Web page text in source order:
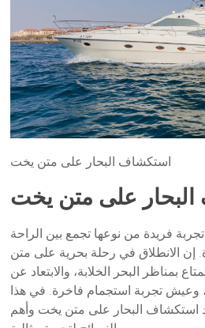
استكشاف البحار على متن يخت
على متن يخت
فريدة من نوعها تجمع بين الراحة
إن الانطلاق في رحلة بحرية على متن
بمناظر البحر الخلابة، والابتعاد عن
وعيش تجربة استجمام فاخرة. في هذا
استكشاف البحار على متن يخت وأهم